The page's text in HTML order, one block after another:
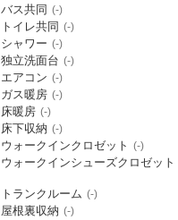
バス共同 (-)
トイレ共同 (-)
シャワー (-)
独立洗面台 (-)
エアコン (-)
ガス暖房 (-)
床暖房 (-)
床下収納 (-)
ウォークインクロゼット (-)
ウォークインシューズクロゼット
トランクルーム (-)
屋根裏収納 (-)